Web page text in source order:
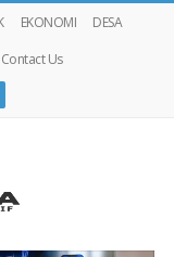
EKONOMI
DESA
Contact Us